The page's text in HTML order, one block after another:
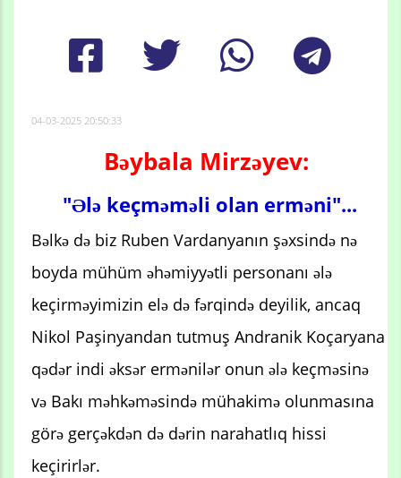
04-03-2025 20:50:33
Bəybala Mirzəyev:
"Ələ keçməməli olan erməni"...
Bəlkə də biz Ruben Vardanyanın şəxsində nə
boyda mühüm əhəmiyyətli personanı ələ
keçirməyimizin elə də fərqində deyilik, ancaq
Nikol Paşinyandan tutmuş Andranik Koçaryana
qədər indi əksər ermənilər onun ələ keçməsinə
və Bakı məhkəməsində mühakimə olunmasına
görə gerçəkdən də dərin narahatlıq hissi
keçirirlər.